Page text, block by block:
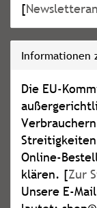
[
Informationen
Die EU-
Online-
klären. [Zur
Unsere E-